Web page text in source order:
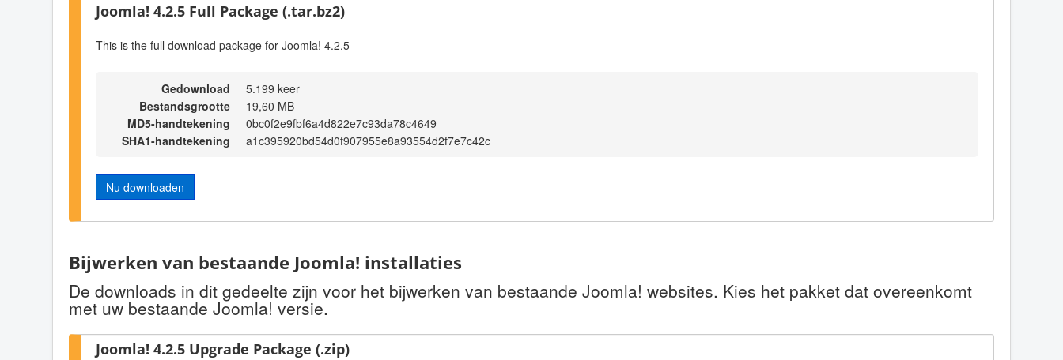
Joomla! 4.2.5 Full Package (.tar.bz2)
This is the full download package for Joomla! 4.2.5
Gedownload
5.199 keer
Bestandsgrootte
19,60 MB
MD5-handtekening
0bc0f2e9fbf6a4d822e7c93da78c4649
SHA1-handtekening
a1c395920bd54d0f907955e8a93554d2f7e7c42c
Nu downloaden
Bijwerken van bestaande Joomla! installaties
De downloads in dit gedeelte zijn voor het bijwerken van bestaande Joomla! websites. Kies het pakket dat overeenkomt
met uw bestaande Joomla! versie.
Joomla! 4.2.5 Upgrade Package (.zip)